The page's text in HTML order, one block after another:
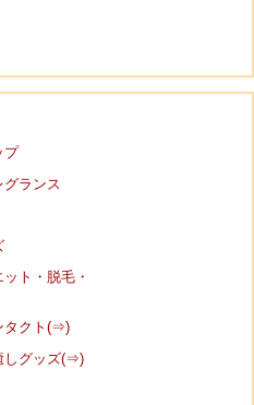
プ
ランス
ト・脱毛・
タクト(⇒)
しグッズ(⇒)